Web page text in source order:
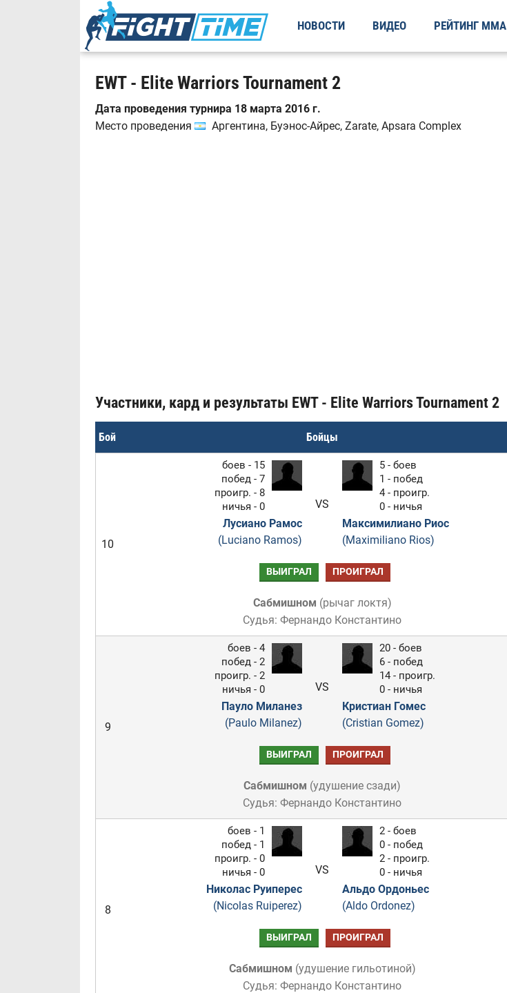
НОВОСТИ ВИДЕО РЕЙТИНГ ММА
EWT - Elite Warriors Tournament 2
Дата проведения турнира 18 марта 2016 г.
Место проведения
Аргентина, Буэнос-Айрес, Zarate, Apsara Complex
Участники, кард и результаты EWT - Elite Warriors Tournament 2
Бой Бойцы
10
боев - 15
побед - 7
проигр. - 8
ничья - 0
Лусиано Рамос
(Luciano Ramos)
VS
5 - боев
1 - побед
4 - проигр.
0 - ничья
Максимилиано Риос
(Maximiliano Rios)
ВЫИГРАЛ ПРОИГРАЛ
Сабмишном (рычаг локтя)
Судья: Фернандо Константино
9
боев - 4
побед - 2
проигр. - 2
ничья - 0
Пауло Миланез
(Paulo Milanez)
VS
20 - боев
6 - побед
14 - проигр.
0 - ничья
Кристиан Гомес
(Cristian Gomez)
ВЫИГРАЛ ПРОИГРАЛ
Сабмишном (удушение сзади)
Судья: Фернандо Константино
8
боев - 1
побед - 1
проигр. - 0
ничья - 0
Николас Руиперес
(Nicolas Ruiperez)
VS
2 - боев
0 - побед
2 - проигр.
0 - ничья
Альдо Ордоньес
(Aldo Ordonez)
ВЫИГРАЛ ПРОИГРАЛ
Сабмишном (удушение гильотиной)
Судья: Фернандо Константино